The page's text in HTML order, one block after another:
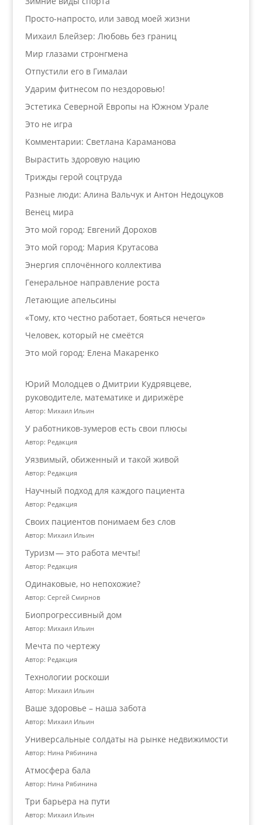
Просто-напросто, или завод моей жизни
Михаил Блейзер: Любовь без границ
Мир глазами стронгмена
Отпустили его в Гималаи
Ударим фитнесом по нездоровью!
Эстетика Северной Европы на Южном Урале
Это не игра
Комментарии: Светлана Караманова
Вырастить здоровую нацию
Трижды герой соцтруда
Разные люди: Алина Вальчук и Антон Недоцуков
Венец мира
Это мой город: Евгений Дорохов
Это мой город: Мария Крутасова
Энергия сплочённого коллектива
Генеральное направление роста
Летающие апельсины
«Тому, кто честно работает, бояться нечего»
Человек, который не смеётся
Это мой город: Елена Макаренко
Юрий Молодцев о Дмитрии Кудрявцеве,
руководителе, математике и дирижёре
Автор: Михаил Ильин
У работников‑зумеров есть свои плюсы
Автор: Редакция
Уязвимый, обиженный и такой живой
Автор: Редакция
Научный подход для каждого пациента
Автор: Редакция
Своих пациентов понимаем без слов
Автор: Михаил Ильин
Туризм — это работа мечты!
Автор: Редакция
Одинаковые, но непохожие?
Автор: Сергей Смирнов
Биопрогрессивный дом
Автор: Михаил Ильин
Мечта по чертежу
Автор: Редакция
Технологии роскоши
Автор: Михаил Ильин
Ваше здоровье – наша забота
Автор: Михаил Ильин
Универсальные солдаты на рынке недвижимости
Автор: Нина Рябинина
Атмосфера бала
Автор: Нина Рябинина
Три барьера на пути
Автор: Михаил Ильин